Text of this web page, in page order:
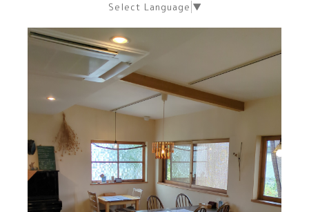
Select Language ▼